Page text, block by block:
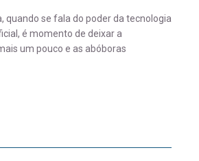
quando se fala do poder da tecnologia
é momento de deixar a
um pouco e as abóboras